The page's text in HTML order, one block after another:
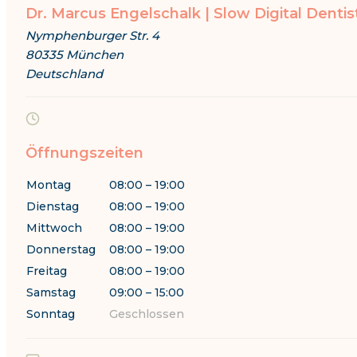
Dr. Marcus Engelschalk | Slow Digital
Nymphenburger Str. 4
80335 München
Deutschland
Öffnungszeiten
Montag
08:00 – 19:00
Dienstag
08:00 – 19:00
Mittwoch
08:00 – 19:00
Donnerstag
08:00 – 19:00
Freitag
08:00 – 19:00
Samstag
09:00 – 15:00
Sonntag
Geschlossen